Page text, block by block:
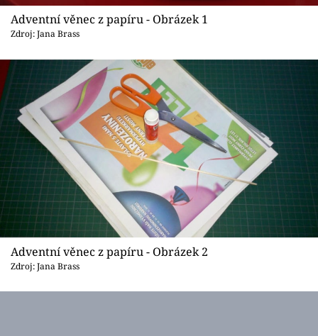
Sledujte nás
Adventní věnec z papíru - Obrázek 1
Zdroj: Jana Brass
Adventní věnec z papíru - Obrázek 2
Zdroj: Jana Brass